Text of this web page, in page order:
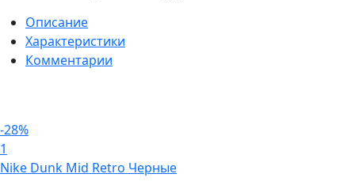
Описание
Характеристики
Комментарии
-28%
1
Nike Dunk Mid Retro Черные